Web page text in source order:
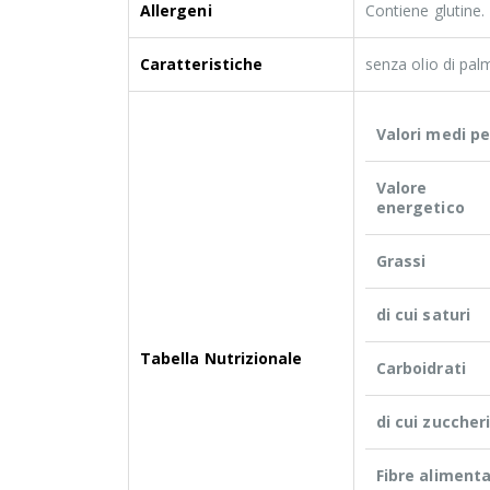
Allergeni Contiene
Caratteristiche senza olio di
Tabella Nutrizionale
Valori medi
Valore
energetico
Grassi
di cui saturi
Carboidrati
di cui zuccheri
Fibre